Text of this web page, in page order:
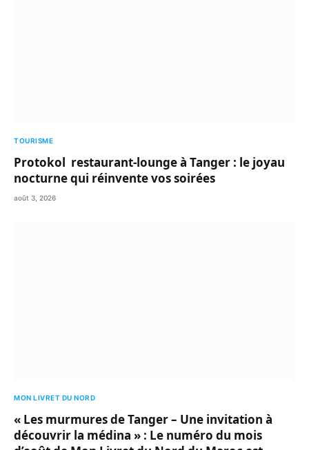
TOURISME
Protokol restaurant-lounge à Tanger : le joyau
nocturne qui réinvente vos soirées
août 3, 2026
MON LIVRET DU NORD
« Les murmures de Tanger – Une invitation à
découvrir la médina » : Le numéro du mois